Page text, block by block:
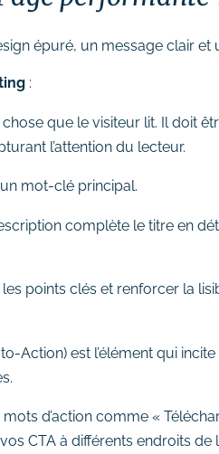
épuré, un message clair et
:
que le visiteur lit. Il doit
l’attention du lecteur.
mot-clé principal.
complète le titre en
points clés et renforcer la
Action) est l’élément qui
d’action comme «
CTA à différents endroits